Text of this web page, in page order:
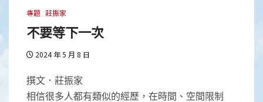
專題 莊振家
不要等下一次
2024 年 5 月 8 日
撰文．莊振家
相信很多人都有類似的經歷，在時間、空間限制